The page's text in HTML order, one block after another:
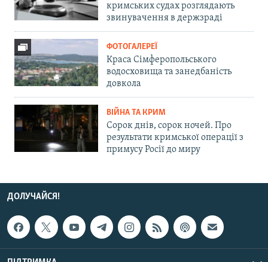
кримських судах розглядають
звинувачення в держзраді
ФОТОГАЛЕРЕЇ
Краса Сімферопольського
водосховища та занедбаність
довкола
ВІЙНА ТА КРИМ
Сорок днів, сорок ночей. Про
результати кримської операції з
примусу Росії до миру
ДОЛУЧАЙСЯ!